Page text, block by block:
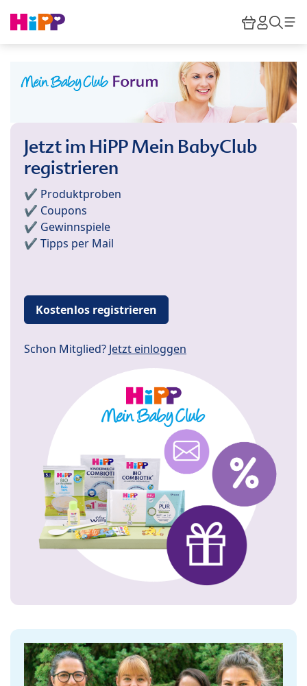
HiPP
Jetzt im HiPP Mein BabyClub
registrieren
✔️ Produktproben
✔️ Coupons
✔️ Gewinnspiele
✔️ Tipps per Mail
Kostenlos registrieren
Schon Mitglied? Jetzt einloggen